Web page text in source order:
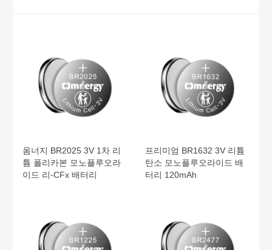
옴너지 BR2025 3V 1차 리
튬 폴리카본 모노플루오라
이드 리-CFx 배터리
프리미엄 BR1632 3V 리튬
탄소 모노플루오라이드 배
터리 120mAh